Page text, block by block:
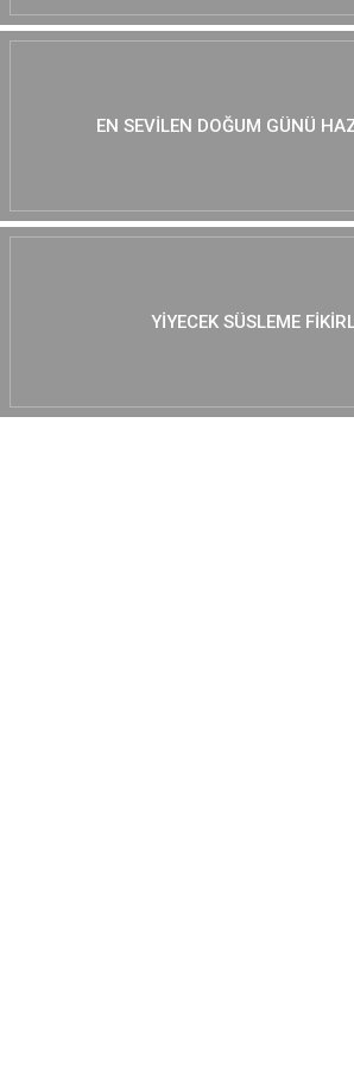
EN SEVILEN DOĞUM GÜNÜ
YIYECEK SÜSLEME